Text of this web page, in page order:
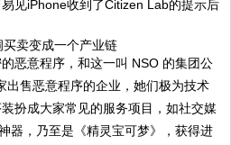
见iPhone收到了Citizen Lab的提示后
买卖变成一个产业链
恶意程序，和这一叫 NSO 的集团公
出售恶意程序的企业，她们极为技术
扮成大家常见的服务项目，如社交媒
器，乃至是《精灵宝可梦》，获得进